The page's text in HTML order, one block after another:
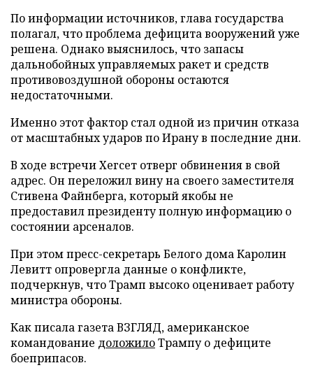
По информации источников, глава государства
полагал, что проблема дефицита вооружений уже
решена. Однако выяснилось, что запасы
дальнобойных управляемых ракет и средств
противовоздушной обороны остаются
недостаточными.
Именно этот фактор стал одной из причин отказа
от масштабных ударов по Ирану в последние дни.
В ходе встречи Хегсет отверг обвинения в свой
адрес. Он переложил вину на своего заместителя
Стивена Файнберга, который якобы не
предоставил президенту полную информацию о
состоянии арсеналов.
При этом пресс-секретарь Белого дома Каролин
Левитт опровергла данные о конфликте,
подчеркнув, что Трамп высоко оценивает работу
министра обороны.
Как писала газета ВЗГЛЯД, американское
командование доложилоТрампу о дефиците
боеприпасов.